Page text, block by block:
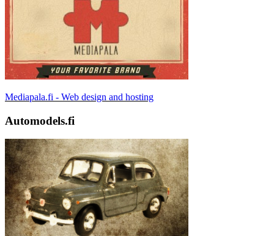
Mediapala.fi - Web design and hosting
Automodels.fi